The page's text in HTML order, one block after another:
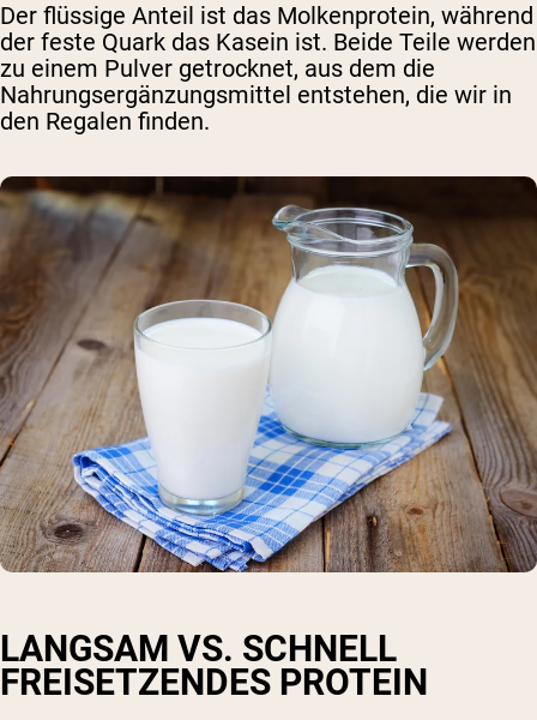
Der flüssige Anteil ist das Molkenprotein, während
der feste Quark das Kasein ist. Beide Teile werden
zu einem Pulver getrocknet, aus dem die
Nahrungsergänzungsmittel entstehen, die wir in
den Regalen finden.
LANGSAM VS. SCHNELL
FREISETZENDES PROTEIN